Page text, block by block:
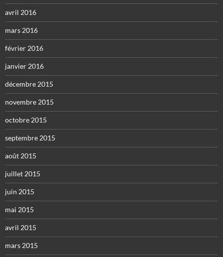
avril 2016
mars 2016
février 2016
janvier 2016
décembre 2015
novembre 2015
octobre 2015
septembre 2015
août 2015
juillet 2015
juin 2015
mai 2015
avril 2015
mars 2015